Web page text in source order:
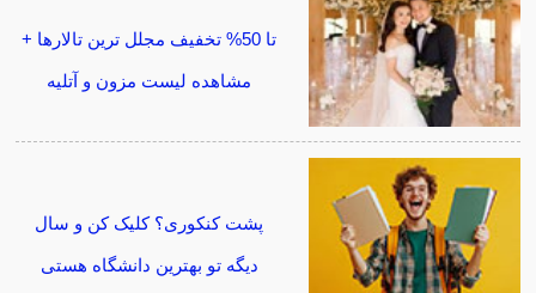
تا 50% تخفیف مجلل ترین تالارها +
مشاهده لیست مزون و آتلیه
پشت کنکوری؟ کلیک کن و سال
دیگه تو بهترین دانشگاه هستی